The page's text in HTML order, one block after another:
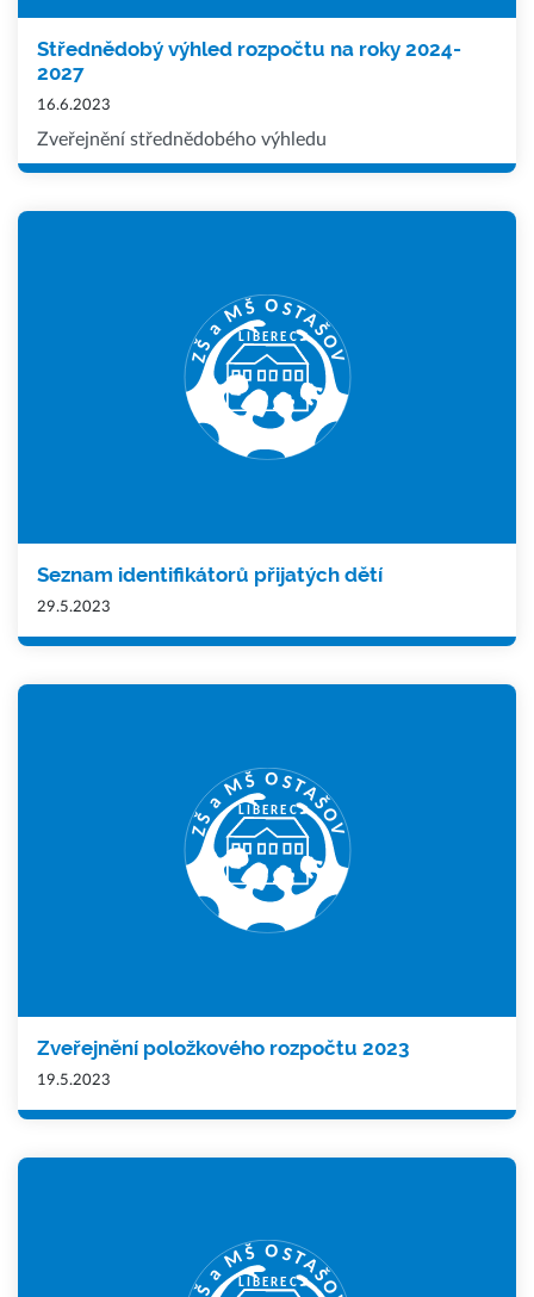
Střednědobý výhled rozpočtu na roky 2024-
2027
16.6.2023
Zveřejnění střednědobého výhledu
Seznam identifikátorů přijatých dětí
29.5.2023
Zveřejnění položkového rozpočtu 2023
19.5.2023